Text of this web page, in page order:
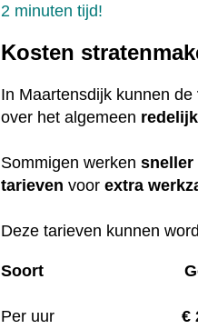
2 minuten tijd!
Kosten
In Maartensdijk kunnen de
over het algemeen redelijk
Sommigen werkensneller
tarieven voorextra
Deze tarieven kunnen
Soort
Per uur €